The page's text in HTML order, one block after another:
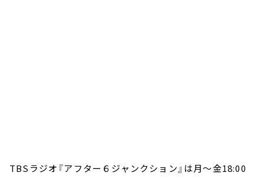
TBSラジオ『アフター６ジャンクション』は月～金18:00